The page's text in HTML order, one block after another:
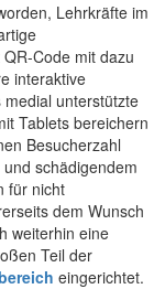
Lehrkräfte im
Code mit dazu
interaktive
unterstützte
Tablets bereichern
Besucherzahl
schädigendem
für nicht
dem Wunsch
weiterhin eine
Teil der
eingerichtet.